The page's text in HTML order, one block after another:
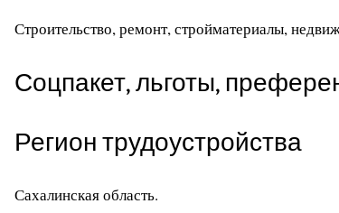
Строительство, ремонт, стройматериалы,
Соцпакет, льготы,
Регион трудоустройства
Сахалинская область.